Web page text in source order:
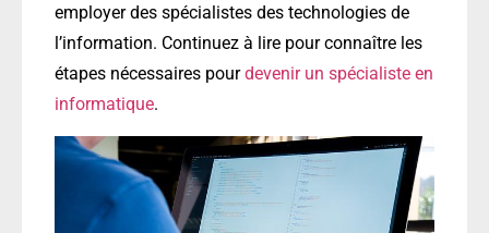
employer des spécialistes des technologies de
l’information. Continuez à lire pour connaître les
étapes nécessaires pourdevenir un spécialiste en
informatique.